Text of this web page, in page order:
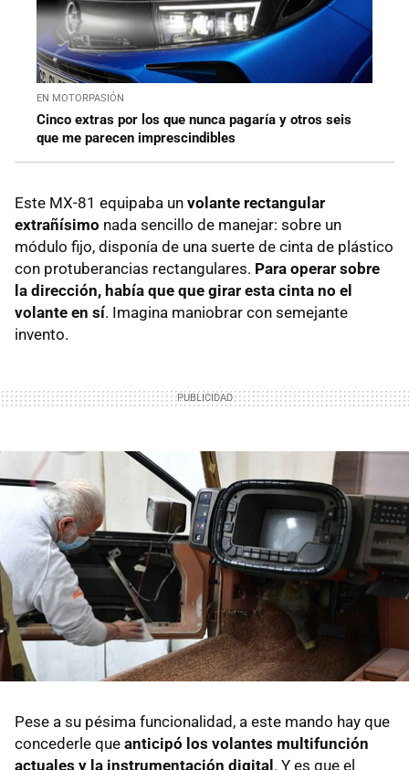
EN MOTORPASIÓN
Cinco extras por los que nunca pagaría y otros seis
que me parecen imprescindibles
Este MX-81 equipaba un volante rectangular
extrañísimo nada sencillo de manejar: sobre un
módulo fijo, disponía de una suerte de cinta de plástico
con protuberancias rectangulares. Para operar sobre
la dirección, había que que girar esta cinta no el
volante en sí. Imagina maniobrar con semejante
invento.
Pese a su pésima funcionalidad, a este mando hay que
concederle que anticipó los volantes multifunción
actuales y la instrumentación digital . Y es que el